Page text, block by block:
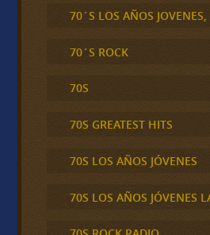
70´S LOS AÑOS
70´S ROCK
70S
70S GREATEST HITS
70S LOS AÑOS JÓVENES
70S LOS AÑOS JÓVENES